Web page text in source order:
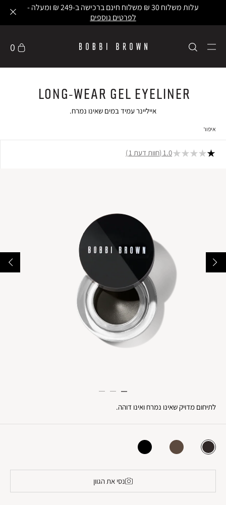
עלות משלוח 30 ₪ משלוח חינם ברכישה ב-249 ₪ ומעלה -
לפרטים נוספים
0
Long-Wear Gel Eyeliner
אייליינר עמיד במים שאינו נמרח.
איפור
1.0 חוות דעת 1
לתיחום מדויק שאינו נמרח ואינו דוהה.
נסי את הגוון